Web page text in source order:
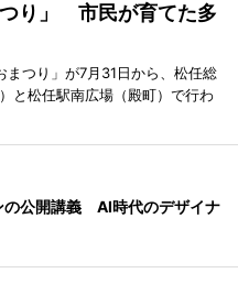
り」 市民が育てた多
つり」が7月31日から、松任総
と松任駅南広場（殿町）で行わ
の公開講義 AI時代のデザイナ